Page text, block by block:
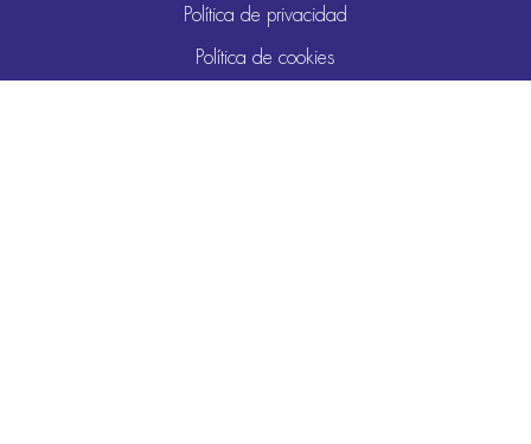
Política de privacidad
Política de cookies